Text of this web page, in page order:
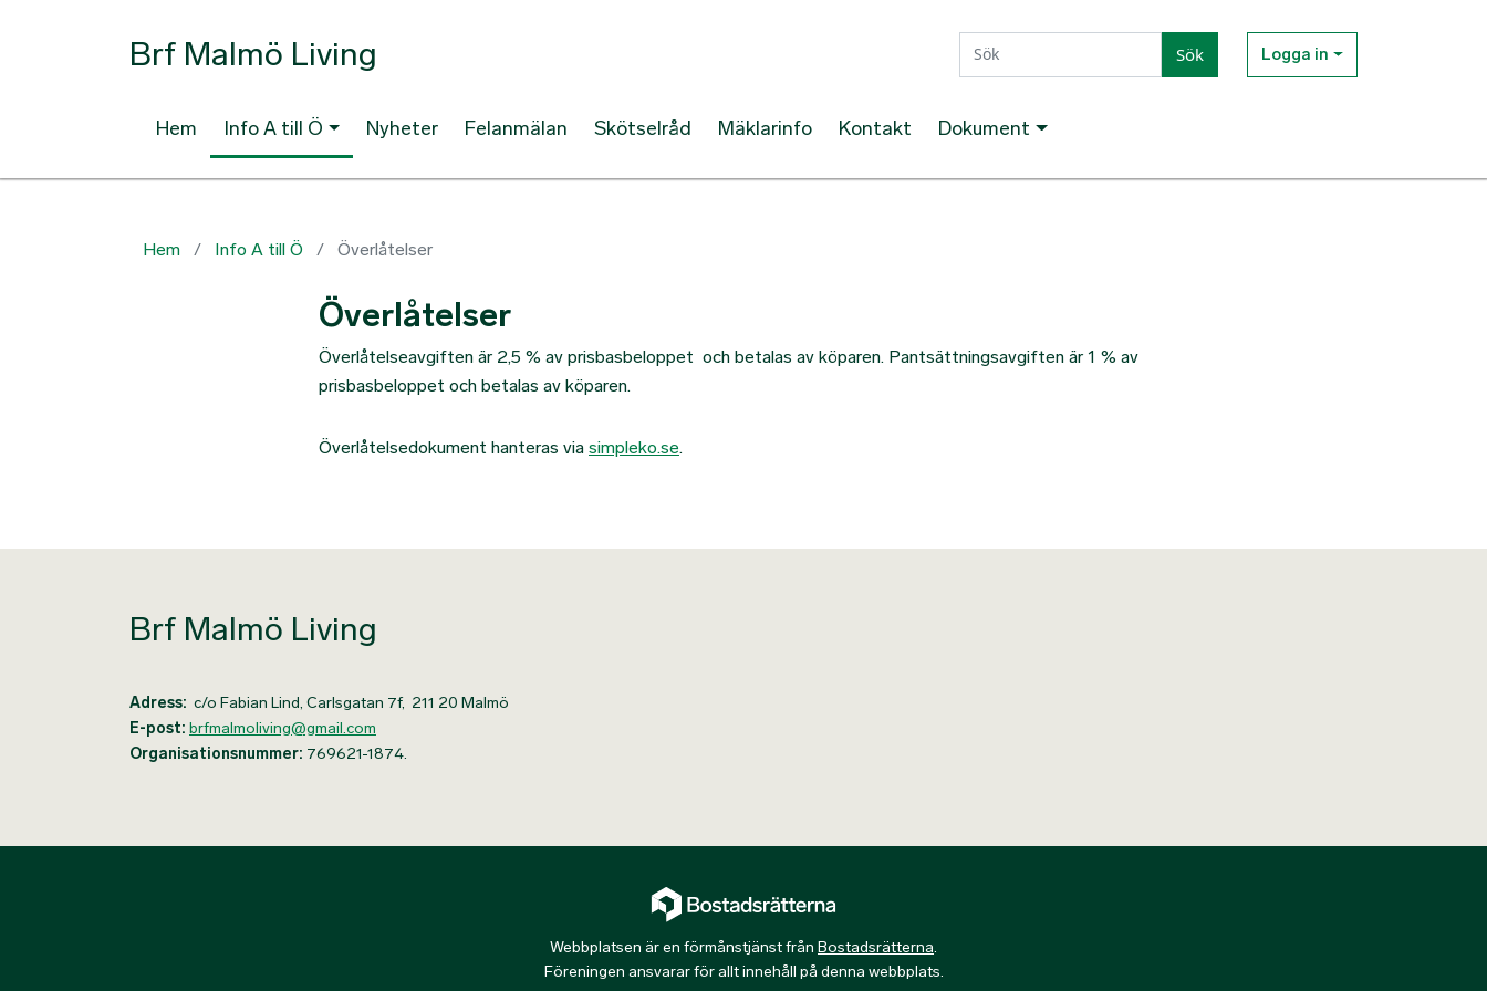
Brf Malmö Living Sök Logga in
Hem Info A till Ö Nyheter Felanmälan Skötselråd Mäklarinfo Kontakt Dokument
Hem Info A till Ö Överlåtelser
Överlåtelser
Överlåtelseavgiften är 2,5 % av prisbasbeloppet och betalas av köparen. Pantsättningsavgiften är 1 % av
prisbasbeloppet och betalas av köparen.
Överlåtelsedokument hanteras via simpleko.se.
Brf Malmö Living
Adress: c/o Fabian Lind, Carlsgatan 7f, 211 20 Malmö
E-post: brfmalmoliving@gmail.com
Organisationsnummer: 769621-1874.
Webbplatsen är en förmånstjänst från Bostadsrätterna.
Föreningen ansvarar för allt innehåll på denna webbplats.